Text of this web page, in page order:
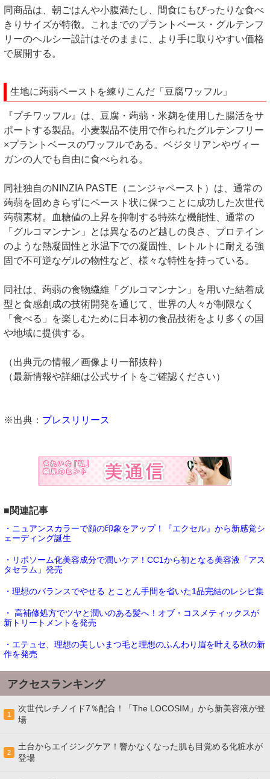
同商品は、朝ごはんや小腹満たし、間食にもぴったりな食べ
きりサイズが特徴。これまでのプラントベース・グルテンフ
リーのヘルシー設計はそのままに、より手に取りやすい価格
で展開する。
生地に蒟蒻ペーストを練りこんだ「豆腐ワッフル」
『プチワッフル』は、豆腐・蒟蒻・米麹を使用した腸活をサ
ポートする製品。小麦製品不使用で作られたグルテンフリー
×プラントベースのワッフルである。ベジタリアンやヴィー
ガンの人でも自由に食べられる。
同社独自のNINZIA PASTE（ニンジャペースト）は、通常の
蒟蒻を固めきらずにペースト状に保つことに成功した次世代
蒟蒻素材。血糖値の上昇を抑制する特殊な機能性、通常の
「グルコマンナン」とは異なるのど越しの良さ、プロテイン
のような熱凝固性と氷温下での凝固性、レトルトに耐える強
固で不可逆なゲルの物性など、様々な特性を持っている。
同社は、蒟蒻の食物繊維「グルコマンナン」を用いた結着成
型と食感創成の技術開発を通じて、世界の人々が制限なく
「食べる」を楽しむために日本初の食品技術をより多くの国
や地域に提供する。
（出典元の情報／画像より一部抜粋）
（最新情報や詳細は公式サイトをご確認ください）
※出典： プレスリリース
■関連記事
・ニュアンスカラーで顔の印象をアップ！『エクセル』から新感覚シ
ェーディング誕生
・リポソーム化美容成分で潤いケア！CC1から初となる美容液「アス
タセラム」発売
・理想のバランスでやせる とことん手間を省いた1品完結のレシピ集
・ 高補修処方でツヤと潤いのある髪へ！オブ・コスメティックスが
新トリートメントを発売
・エテュセ、理想の美しいまつ毛と理想のふんわり眉を叶える秋の新
作を発売
アクセスランキング
1
次世代レチノイド7％配合！「The LOCOSIM」から新美容液が登
場
2
土台からエイジングケア！響かなくなった肌も目覚める化粧水が
登場